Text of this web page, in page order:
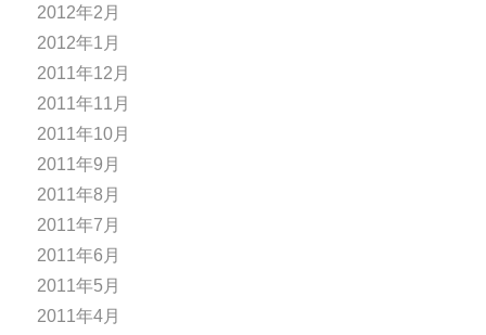
2012年2月
2012年1月
2011年12月
2011年11月
2011年10月
2011年9月
2011年8月
2011年7月
2011年6月
2011年5月
2011年4月